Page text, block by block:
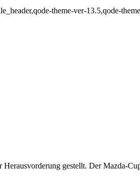
theme-ver-13.5,qode-
gestellt. Der Mazda-